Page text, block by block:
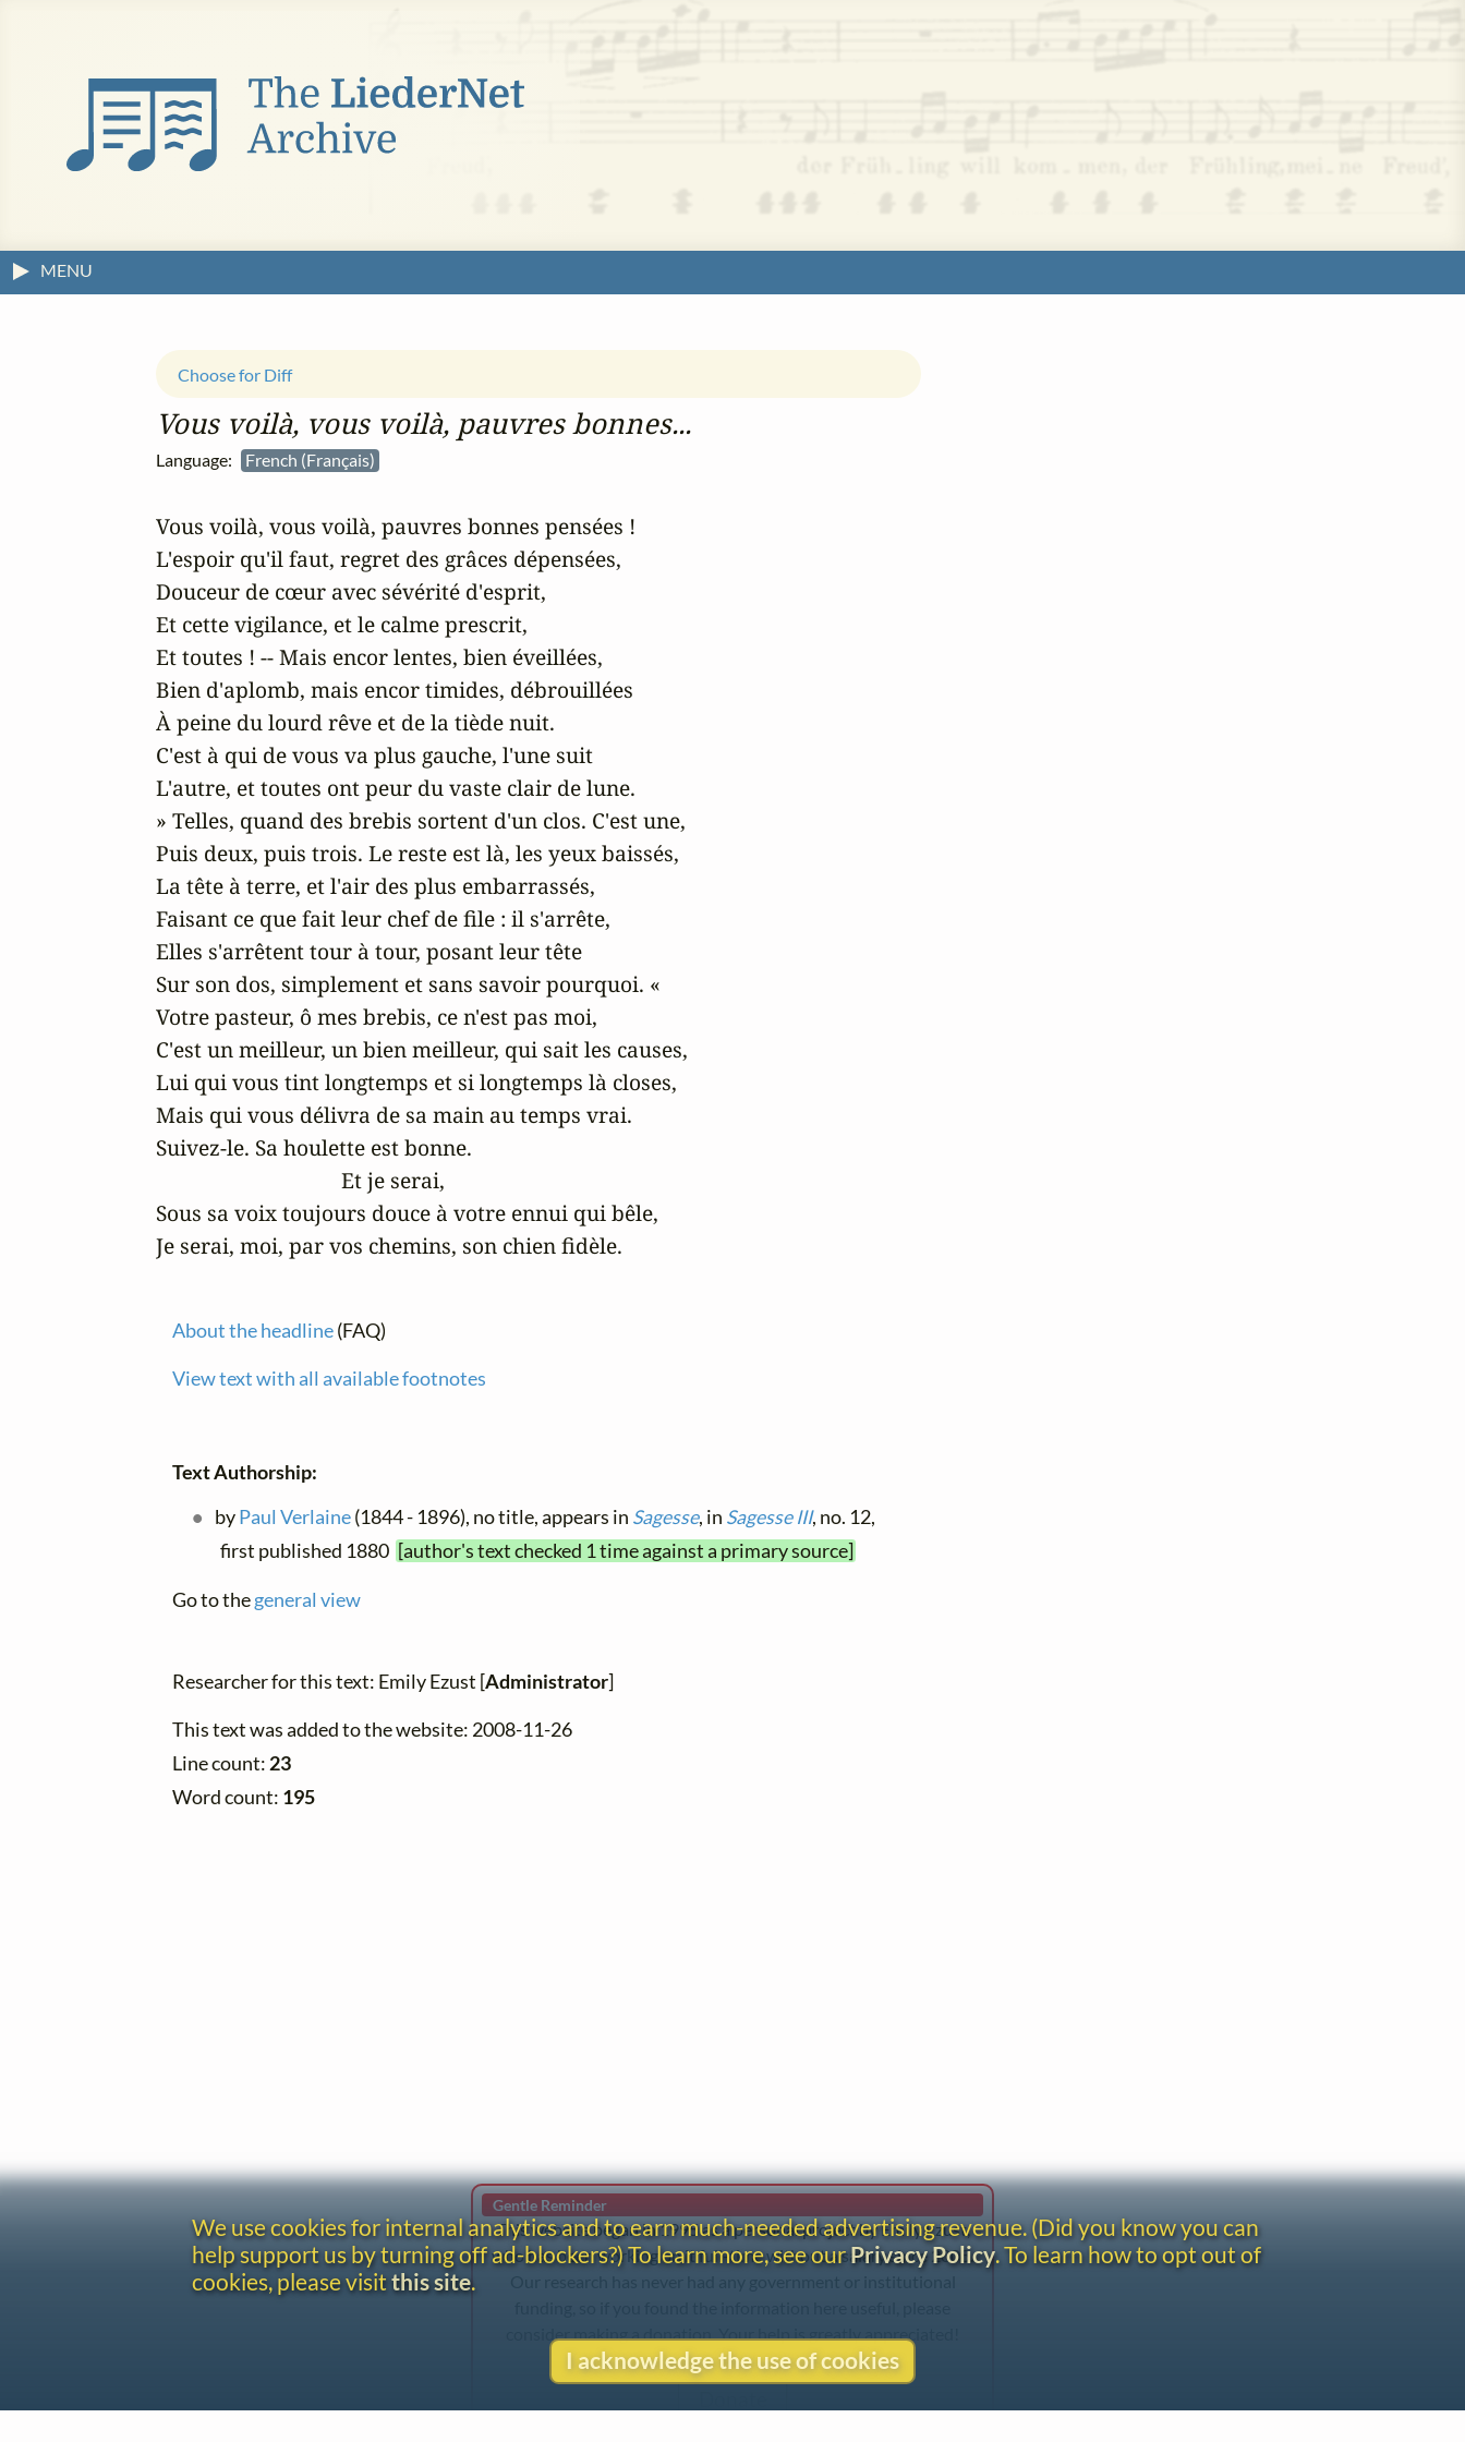
MENU
Vous voilà, vous voilà, pauvres bonnes...
Language: French (Français)
Choose for Diff
Vous voilà, vous voilà, pauvres bonnes pensées !
L'espoir qu'il faut, regret des grâces dépensées,
Douceur de cœur avec sévérité d'esprit,
Et cette vigilance, et le calme prescrit,
Et toutes ! -- Mais encor lentes, bien éveillées,
Bien d'aplomb, mais encor timides, débrouillées
À peine du lourd rêve et de la tiède nuit.
C'est à qui de vous va plus gauche, l'une suit
L'autre, et toutes ont peur du vaste clair de lune.
» Telles, quand des brebis sortent d'un clos. C'est une,
Puis deux, puis trois. Le reste est là, les yeux baissés,
La tête à terre, et l'air des plus embarrassés,
Faisant ce que fait leur chef de file : il s'arrête,
Elles s'arrêtent tour à tour, posant leur tête
Sur son dos, simplement et sans savoir pourquoi. «
Votre pasteur, ô mes brebis, ce n'est pas moi,
C'est un meilleur, un bien meilleur, qui sait les causes,
Lui qui vous tint longtemps et si longtemps là closes,
Mais qui vous délivra de sa main au temps vrai.
Suivez-le. Sa houlette est bonne.
                                  Et je serai,
Sous sa voix toujours douce à votre ennui qui bêle,
Je serai, moi, par vos chemins, son chien fidèle.
About the headline(FAQ)
View text with all available footnotes
Text Authorship:
byPaul Verlaine(1844 - 1896), no title, appears in Sagesse, in Sagesse III, no. 12,
first published 1880 [author's text checked 1 time against a primary source]
Go to thegeneral view
Researcher for this text: Emily Ezust [Administrator]
This text was added to the website: 2008-11-26
Line count: 23
Word count: 195
Gentle Reminder
This website began in 1995 as a personal project by Emily Ezust,
who has been working on it full-time without a salary since 2008.
consider making a donation. Your help is greatly appreciated!
–Emily Ezust, Founder
We use cookies for internal analytics and to earn much-needed advertising revenue. (Did you know you can
help support us by turning off ad-blockers?) To learn more, see ourPrivacy Policy. To learn how to opt out of
cookies, please visit this site.
I acknowledge the use of cookies